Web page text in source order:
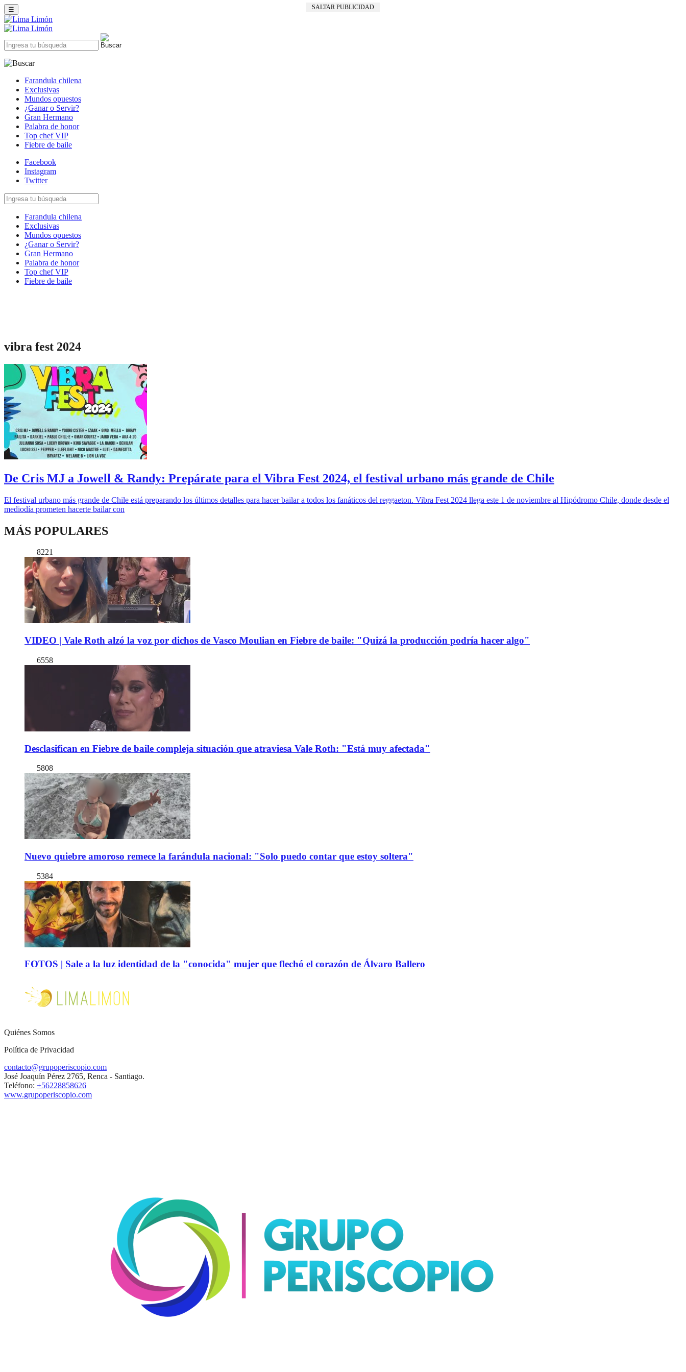
SALTAR PUBLICIDAD
☰
Farandula chilena
Exclusivas
Mundos opuestos
¿Ganar o Servir?
Gran Hermano
Palabra de honor
Top chef VIP
Fiebre de baile
Facebook
Instagram
Twitter
Farandula chilena
Exclusivas
Mundos opuestos
¿Ganar o Servir?
Gran Hermano
Palabra de honor
Top chef VIP
Fiebre de baile
vibra fest 2024
De Cris MJ a Jowell & Randy: Prepárate para el Vibra Fest 2024, el festival urbano más grande de Chile
El festival urbano más grande de Chile está preparando los últimos detalles para hacer bailar a todos los fanáticos del reggaeton. Vibra Fest 2024 llega este 1 de noviembre al Hipódromo Chile, donde desde el
mediodía prometen hacerte bailar con
MÁS POPULARES
8221
VIDEO | Vale Roth alzó la voz por dichos de Vasco Moulian en Fiebre de baile: "Quizá la producción podría hacer algo"
6558
Desclasifican en Fiebre de baile compleja situación que atraviesa Vale Roth: "Está muy afectada"
5808
Nuevo quiebre amoroso remece la farándula nacional: "Solo puedo contar que estoy soltera"
5384
FOTOS | Sale a la luz identidad de la "conocida" mujer que flechó el corazón de Álvaro Ballero
Quiénes Somos
Política de Privacidad
contacto@grupoperiscopio.com
José Joaquín Pérez 2765, Renca - Santiago.
Teléfono: +56228858626
www.grupoperiscopio.com